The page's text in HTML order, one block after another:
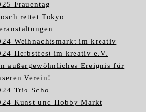
Frauentag
rettet Tokyo
Weihnachtsmarkt im kreativ
Herbstfest im kreativ e.V.
außergewöhnliches Ereignis für
Verein!
Trio Scho
Kunst und Hobby Markt